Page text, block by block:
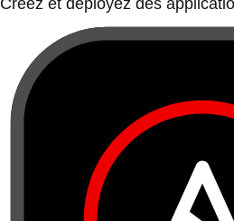
Créez et déployez des